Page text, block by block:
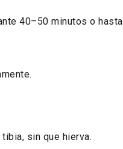
40–50 minutos o hasta
sin que hierva.